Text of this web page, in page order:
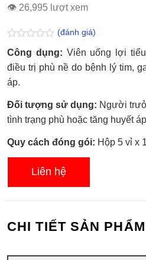
👁 26,995 lượt xem
Được
xếp
hạng
0.0
5
(đánh giá)
Công dụng: Viên uống lợi
điều trị phù nề do bệnh lý tim,
áp.
Đối tượng sử dụng: Người
tình trạng phù hoặc tăng huyết
Quy cách đóng gói: Hộp 5 vỉ x
Liên hệ
CHI TIẾT SẢN PHẨM